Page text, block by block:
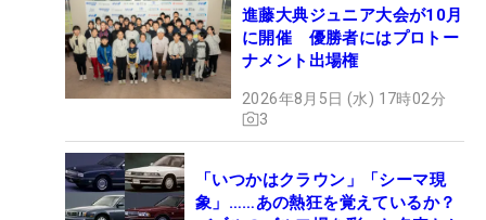
進藤大典ジュニア大会が10月
に開催 優勝者にはプロトー
ナメント出場権
2026年8月5日 (水) 17時02分
3
「いつかはクラウン」「シーマ現
象」……あの熱狂を覚えているか？